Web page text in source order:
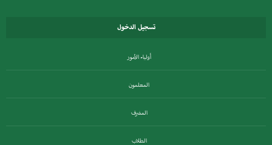
تسجيل الدخول
أولياء الأمور
المعلمون
المشرف
الطلاب